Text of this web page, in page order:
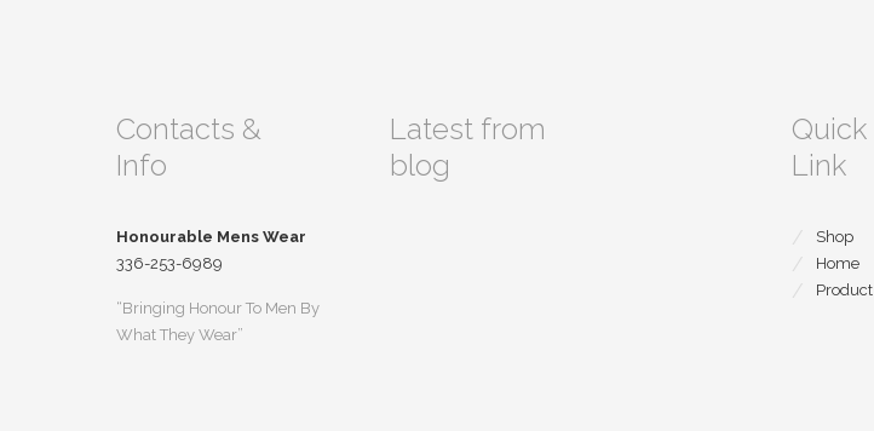
Contacts &
Info
Honourable Mens Wear
336-253-6989
“Bringing Honour To Men By
What They Wear”
Latest from
blog
Quick
Link
Shop
Home
Product